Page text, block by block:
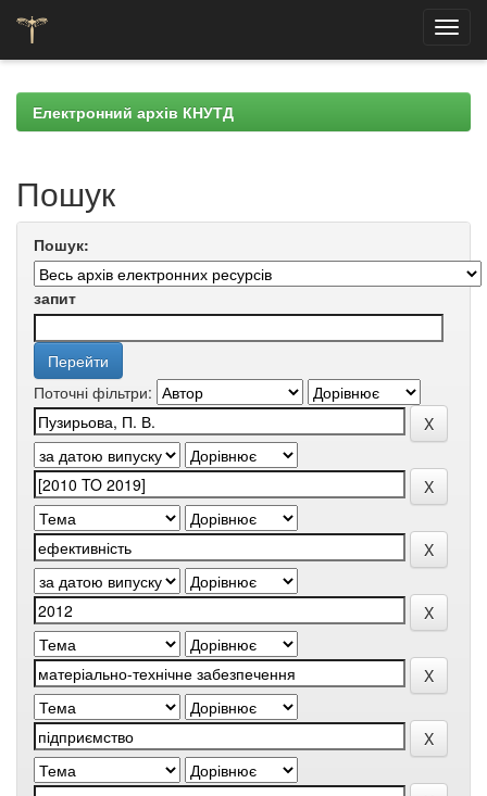
navigationЕлектронний архів КНУТД
Пошук
Пошук:
запит
Поточні фільтри: